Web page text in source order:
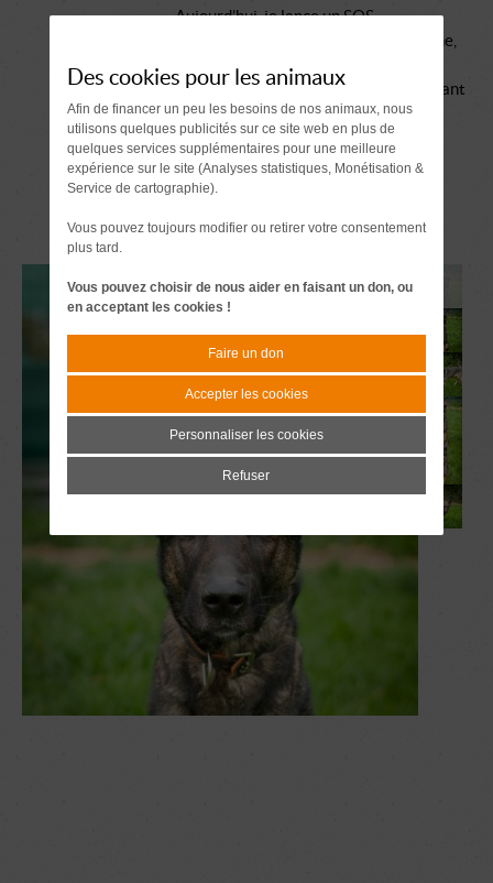
Aujourd’hui, je lance un SOS.
J’ai besoin d’une famille joueuse, calme,
ayant de l’expérience ou prête à
s’investir dans mon éducation, disposant
du temps nécessaire pour répondre à
mes besoins physiques et mentaux,
indispensables à mon équilibre… et à
notre bonheur partagé.
Des cookies pour les animaux
Afin de financer un peu les besoins de nos animaux, nous
utilisons quelques publicités sur ce site web en plus de
quelques services supplémentaires pour une meilleure
expérience sur le site (Analyses statistiques, Monétisation &
Service de cartographie).
Vous pouvez toujours modifier ou retirer votre consentement
plus tard.
Vous pouvez choisir de nous aider en faisant un don, ou
en acceptant les cookies !
Faire un don
Accepter les cookies
Personnaliser les cookies
Refuser